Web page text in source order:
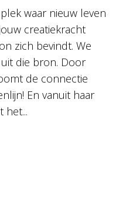
waar nieuw leven
creatiekracht
zich bevindt. We
die bron. Door
de connectie
En vanuit haar
het...